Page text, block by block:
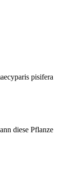
pisifera
diese Pflanze